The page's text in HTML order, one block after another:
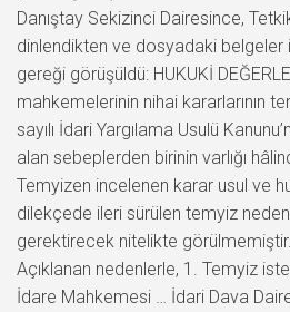
Danıştay Sekizinci Dairesince,
dinlendikten ve dosyadaki belgeler
gereği görüşüldü: HUKUKİ
mahkemelerinin nihai kararlarının
sayılı İdari Yargılama Usulü
alan sebeplerden birinin varlığı
Temyizen incelenen karar usul ve
dilekçede ileri sürülen temyiz
gerektirecek nitelikte görülmemiştir.
Açıklanan nedenlerle, 1. Temyiz
İdare Mahkemesi … İdari Dava